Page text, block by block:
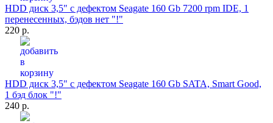
HDD диск 3,5" с дефектом Seagate 160 Gb 7200 rpm IDE, 1
перенесенных, бэдов нет "!"
220 р.
HDD диск 3,5" с дефектом Seagate 160 Gb SATA, Smart Good,
1 бэд блок "!"
240 р.